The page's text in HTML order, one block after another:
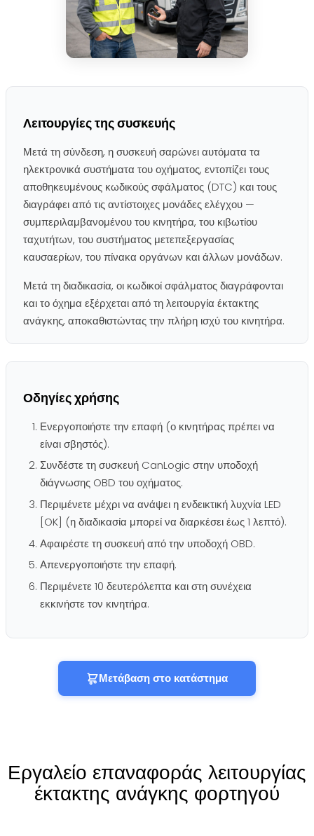
Λειτουργίες της συσκευής
Μετά τη σύνδεση, η συσκευή σαρώνει αυτόματα τα
ηλεκτρονικά συστήματα του οχήματος, εντοπίζει τους
αποθηκευμένους κωδικούς σφάλματος (DTC) και τους
διαγράφει από τις αντίστοιχες μονάδες ελέγχου —
συμπεριλαμβανομένου του κινητήρα, του κιβωτίου
ταχυτήτων, του συστήματος μετεπεξεργασίας
καυσαερίων, του πίνακα οργάνων και άλλων μονάδων.
Μετά τη διαδικασία, οι κωδικοί σφάλματος διαγράφονται
και το όχημα εξέρχεται από τη λειτουργία έκτακτης
ανάγκης, αποκαθιστώντας την πλήρη ισχύ του κινητήρα.
Οδηγίες χρήσης
Ενεργοποιήστε την επαφή (ο κινητήρας πρέπει να
είναι σβηστός).
Συνδέστε τη συσκευή CanLogic στην υποδοχή
διάγνωσης OBD του οχήματος.
Περιμένετε μέχρι να ανάψει η ενδεικτική λυχνία LED
[OK] (η διαδικασία μπορεί να διαρκέσει έως 1 λεπτό).
Αφαιρέστε τη συσκευή από την υποδοχή OBD.
Απενεργοποιήστε την επαφή.
Περιμένετε 10 δευτερόλεπτα και στη συνέχεια
εκκινήστε τον κινητήρα.
Μετάβαση στο κατάστημα
Εργαλείο επαναφοράς λειτουργίας
έκτακτης ανάγκης φορτηγού